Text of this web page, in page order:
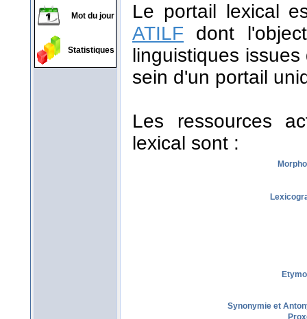
Mot du jour
Statistiques
Le portail lexical
ATILF dont
linguistiques
sein d'un portail
Les ressources
lexical sont :
Synonymie et